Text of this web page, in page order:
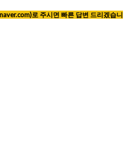
로 주시면 빠른 답변 드리겠습니